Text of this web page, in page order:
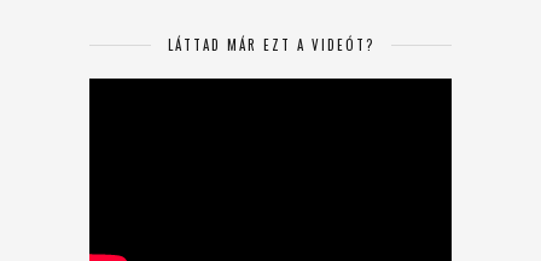
LÁTTAD MÁR EZT A VIDEÓT?